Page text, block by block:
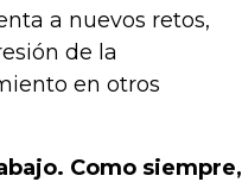
a nuevos retos,
de la
en otros
Como siempre,